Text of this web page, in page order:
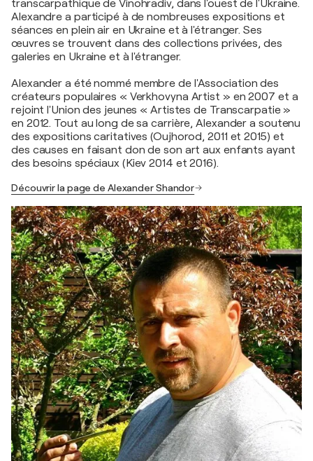
transcarpathique de Vinohradiv, dans l'ouest de l'Ukraine.
Alexandre a participé à de nombreuses expositions et
séances en plein air en Ukraine et à l'étranger. Ses
œuvres se trouvent dans des collections privées, des
galeries en Ukraine et à l'étranger.
Alexander a été nommé membre de l'Association des
créateurs populaires « Verkhovyna Artist » en 2007 et a
rejoint l'Union des jeunes « Artistes de Transcarpatie »
en 2012. Tout au long de sa carrière, Alexander a soutenu
des expositions caritatives (Oujhorod, 2011 et 2015) et
des causes en faisant don de son art aux enfants ayant
des besoins spéciaux (Kiev 2014 et 2016).
Découvrir la page de Alexander Shandor